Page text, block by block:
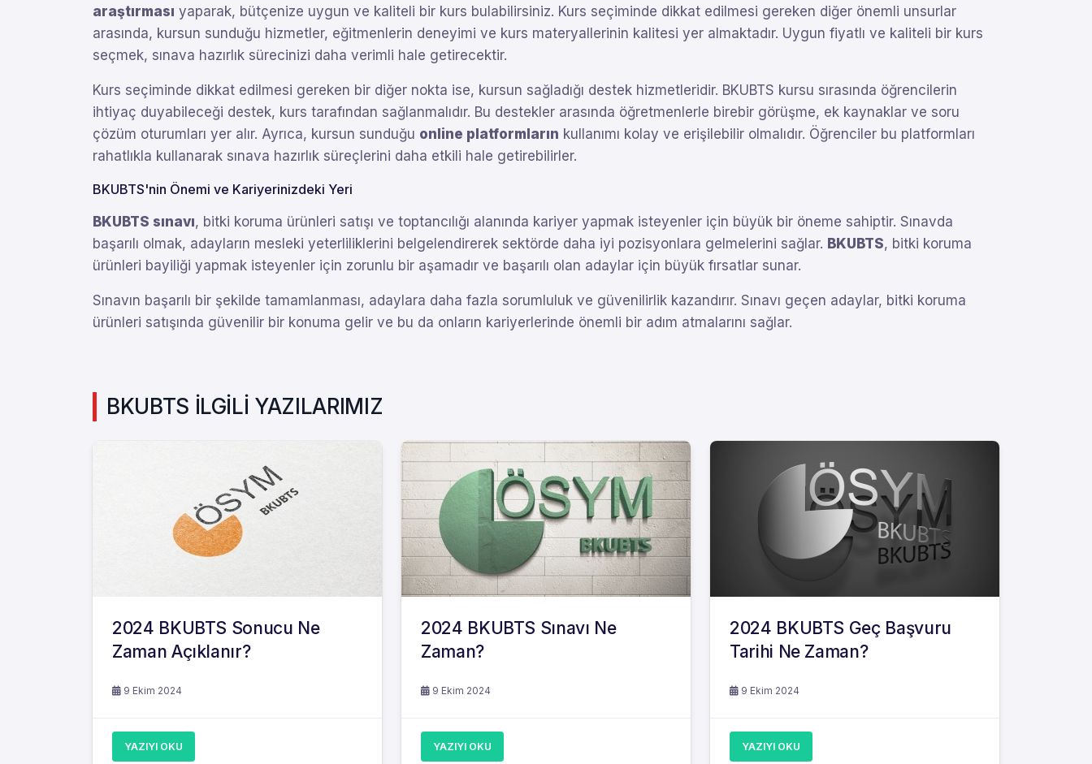
araştırması yaparak, bütçenize uygun ve kaliteli bir kurs bulabilirsiniz. Kurs seçiminde dikkat edilmesi gereken diğer önemli unsurlar
arasında, kursun sunduğu hizmetler, eğitmenlerin deneyimi ve kurs materyallerinin kalitesi yer almaktadır. Uygun fiyatlı ve kaliteli bir kurs
seçmek, sınava hazırlık sürecinizi daha verimli hale getirecektir.
Kurs seçiminde dikkat edilmesi gereken bir diğer nokta ise, kursun sağladığı destek hizmetleridir. BKUBTS kursu sırasında öğrencilerin
ihtiyaç duyabileceği destek, kurs tarafından sağlanmalıdır. Bu destekler arasında öğretmenlerle birebir görüşme, ek kaynaklar ve soru
çözüm oturumları yer alır. Ayrıca, kursun sunduğu online platformların kullanımı kolay ve erişilebilir olmalıdır. Öğrenciler bu platformları
rahatlıkla kullanarak sınava hazırlık süreçlerini daha etkili hale getirebilirler.
BKUBTS'nin Önemi ve Kariyerinizdeki Yeri
BKUBTS sınavı, bitki koruma ürünleri satışı ve toptancılığı alanında kariyer yapmak isteyenler için büyük bir öneme sahiptir. Sınavda
başarılı olmak, adayların mesleki yeterliliklerini belgelendirerek sektörde daha iyi pozisyonlara gelmelerini sağlar. BKUBTS, bitki koruma
ürünleri bayiliği yapmak isteyenler için zorunlu bir aşamadır ve başarılı olan adaylar için büyük fırsatlar sunar.
Sınavın başarılı bir şekilde tamamlanması, adaylara daha fazla sorumluluk ve güvenilirlik kazandırır. Sınavı geçen adaylar, bitki koruma
ürünleri satışında güvenilir bir konuma gelir ve bu da onların kariyerlerinde önemli bir adım atmalarını sağlar.
BKUBTS İLGİLİ YAZILARIMIZ
2024 BKUBTS Sonucu Ne
Zaman Açıklanır?
9 Ekim 2024
YAZIYI OKU
2024 BKUBTS Sınavı Ne
Zaman?
9 Ekim 2024
YAZIYI OKU
2024 BKUBTS Geç Başvuru
Tarihi Ne Zaman?
9 Ekim 2024
YAZIYI OKU